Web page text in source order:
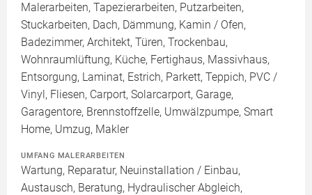
Malerarbeiten, Tapezierarbeiten, Putzarbeiten,
Stuckarbeiten, Dach, Dämmung, Kamin / Ofen,
Badezimmer, Architekt, Türen, Trockenbau,
Wohnraumlüftung, Küche, Fertighaus, Massivhaus,
Entsorgung, Laminat, Estrich, Parkett, Teppich, PVC /
Vinyl, Fliesen, Carport, Solarcarport, Garage,
Garagentore, Brennstoffzelle, Umwälzpumpe, Smart
Home, Umzug, Makler
UMFANG MALERARBEITEN
Wartung, Reparatur, Neuinstallation / Einbau,
Austausch, Beratung, Hydraulischer Abgleich,